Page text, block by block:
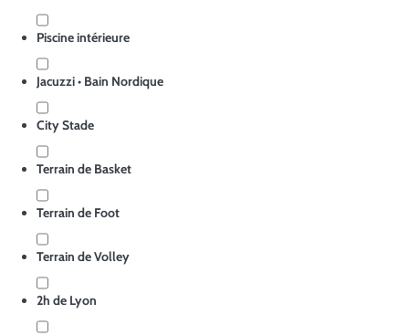
Piscine intérieure
Jacuzzi • Bain Nordique
City Stade
Terrain de Basket
Terrain de Foot
Terrain de Volley
2h de Lyon